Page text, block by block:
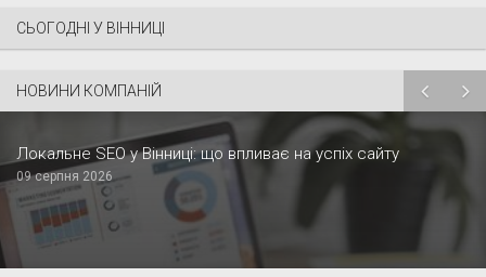
СЬОГОДНІ У ВІННИЦІ
НОВИНИ КОМПАНІЙ
Локальне SEO у Вінниці: що впливає на успіх сайту
09 серпня 2026